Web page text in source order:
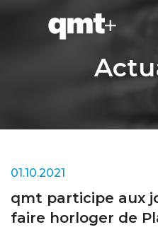
01.10.2021
qmt participe aux
faire horloger de